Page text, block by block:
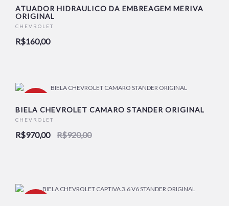
ATUADOR HIDRAULICO DA EMBREAGEM MERIVA
ORIGINAL
CHEVROLET
R$160,00
NOVO
BIELA CHEVROLET CAMARO STANDER ORIGINAL
CHEVROLET
R$970,00 R$920,00